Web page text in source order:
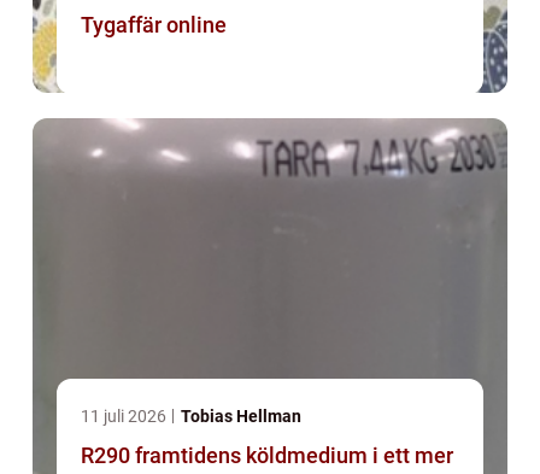
Tygaffär online
11 juli 2026 Tobias Hellman
R290 framtidens köldmedium i ett mer